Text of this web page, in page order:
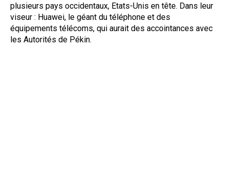
plusieurs pays occidentaux, Etats-Unis en tête. Dans leur
viseur : Huawei, le géant du téléphone et des
équipements télécoms, qui aurait des accointances avec
les Autorités de Pékin.